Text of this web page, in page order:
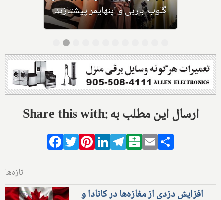
گلوب؛ باربی و اپنهایمر پیشتازند
Share this with: ارسال این مطلب به
Facebook
TwitterPinterestLinkedIn
Telegram
Balatarin
Email
تازه‌ها
افزایش دزدی از مغازه‌ها در کانادا و